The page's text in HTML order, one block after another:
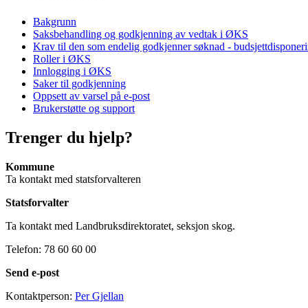
Bakgrunn
Saksbehandling og godkjenning av vedtak i ØKS
Krav til den som endelig godkjenner søknad -
Roller i ØKS
Innlogging i ØKS
Saker til godkjenning
Oppsett av varsel på e-post
Brukerstøtte og support
Trenger du hjelp?
Kommune
Ta kontakt med statsforvalteren
Statsforvalter
Ta kontakt med Landbruksdirektoratet, seksjon skog.
Telefon: 78 60 60 00
Send e-post
Kontaktperson: Per Gjellan